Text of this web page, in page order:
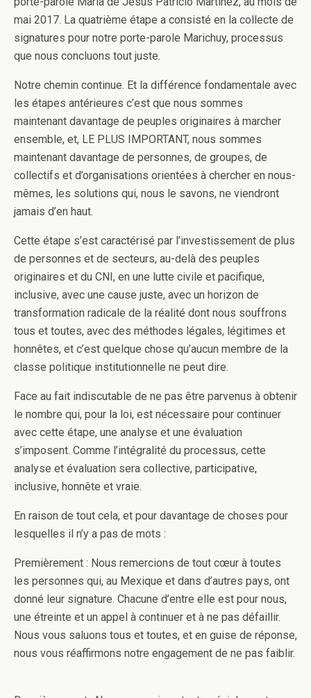
mai 2017. La quatrième étape a consisté en la collecte de
signatures pour notre porte-parole Marichuy, processus
que nous concluons tout juste.
Notre chemin continue. Et la différence fondamentale avec
les étapes antérieures c’est que nous sommes
maintenant davantage de peuples originaires à marcher
ensemble, et, LE PLUS IMPORTANT, nous sommes
maintenant davantage de personnes, de groupes, de
collectifs et d’organisations orientées à chercher en nous-
mêmes, les solutions qui, nous le savons, ne viendront
jamais d’en haut.
Cette étape s’est caractérisé par l’investissement de plus
de personnes et de secteurs, au-delà des peuples
originaires et du CNI, en une lutte civile et pacifique,
inclusive, avec une cause juste, avec un horizon de
transformation radicale de la réalité dont nous souffrons
tous et toutes, avec des méthodes légales, légitimes et
honnêtes, et c’est quelque chose qu’aucun membre de la
classe politique institutionnelle ne peut dire.
Face au fait indiscutable de ne pas être parvenus à obtenir
le nombre qui, pour la loi, est nécessaire pour continuer
avec cette étape, une analyse et une évaluation
s’imposent. Comme l’intégralité du processus, cette
analyse et évaluation sera collective, participative,
inclusive, honnête et vraie.
En raison de tout cela, et pour davantage de choses pour
lesquelles il n’y a pas de mots :
Premièrement : Nous remercions de tout cœur à toutes
les personnes qui, au Mexique et dans d’autres pays, ont
donné leur signature. Chacune d’entre elle est pour nous,
une étreinte et un appel à continuer et à ne pas défaillir.
Nous vous saluons tous et toutes, et en guise de réponse,
nous vous réaffirmons notre engagement de ne pas faiblir.